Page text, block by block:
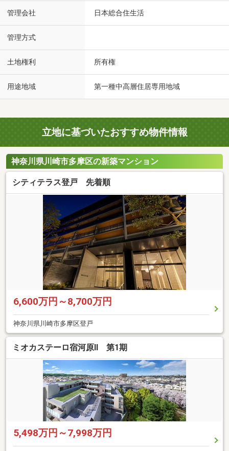
管理会社 日本総合住生活
管理方式
土地権利 所有権
用途地域 第一種中高層住居専用地域
立地に基づいたおすすめ物件情報
神奈川県川崎市多摩区の新築マンション
シティテラス登戸 先着順
6,600万円～8,700万円
神奈川県川崎市多摩区登戸
ミオカステーロ宿河原II 第1期
5,498万円～7,998万円